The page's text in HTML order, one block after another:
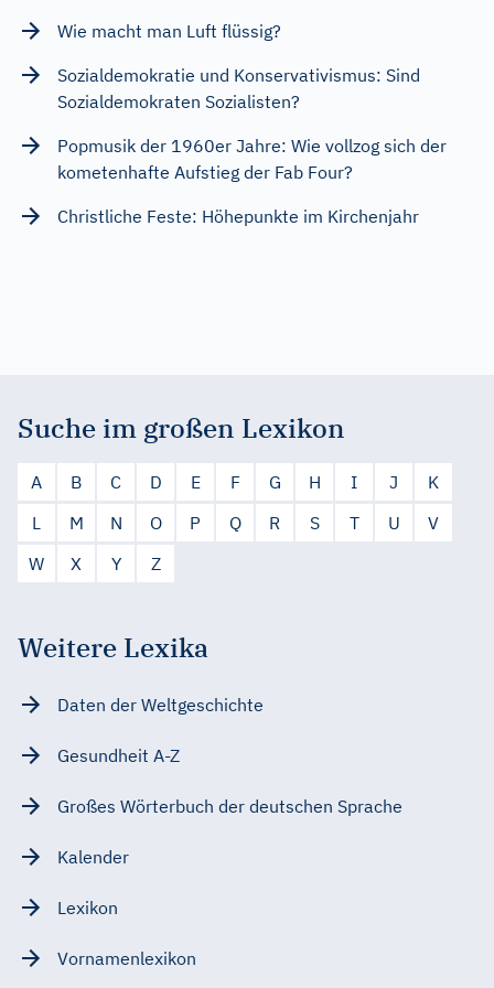
Wie macht man Luft flüssig?
Sozialdemokratie und Konservativismus: Sind
Sozialdemokraten Sozialisten?
Popmusik der 1960er Jahre: Wie vollzog sich der
kometenhafte Aufstieg der Fab Four?
Christliche Feste: Höhepunkte im Kirchenjahr
Suche im großen Lexikon
A B C D E F G H I J
K
L
M N O P Q R S T U
V
W
X Y Z
Weitere Lexika
Daten der Weltgeschichte
Gesundheit A-Z
Großes Wörterbuch der deutschen Sprache
Kalender
Lexikon
Vornamenlexikon